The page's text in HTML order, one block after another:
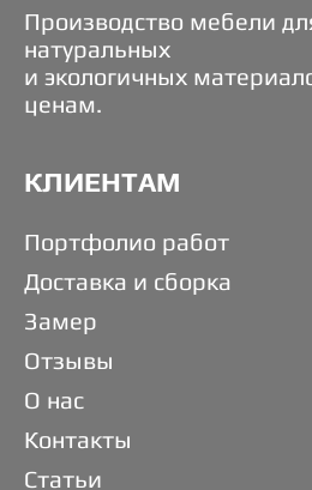
Производство мебели
натуральных
и экологичных
ценам.
КЛИЕНТАМ
Портфолио работ
Доставка и сборка
Замер
Отзывы
О нас
Контакты
Статьи